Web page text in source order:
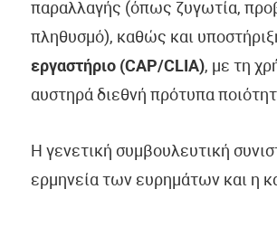
παραλλαγής (όπως ζυγωτία,
πληθυσμό), καθώς και
εργαστήριο (CAP/CLIA), με τη
αυστηρά διεθνή πρότυπα
Η γενετική συμβουλευτική
ερμηνεία των ευρημάτων και η